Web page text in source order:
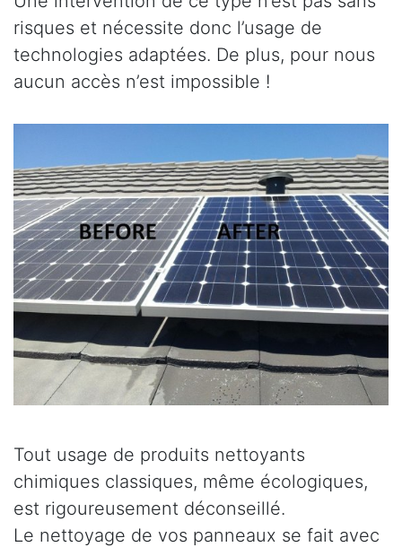
risques et nécessite donc l’usage de
technologies adaptées. De plus, pour nous
aucun accès n’est impossible !
Tout usage de produits nettoyants
chimiques classiques, même écologiques,
est rigoureusement déconseillé.
Le nettoyage de vos panneaux se fait avec